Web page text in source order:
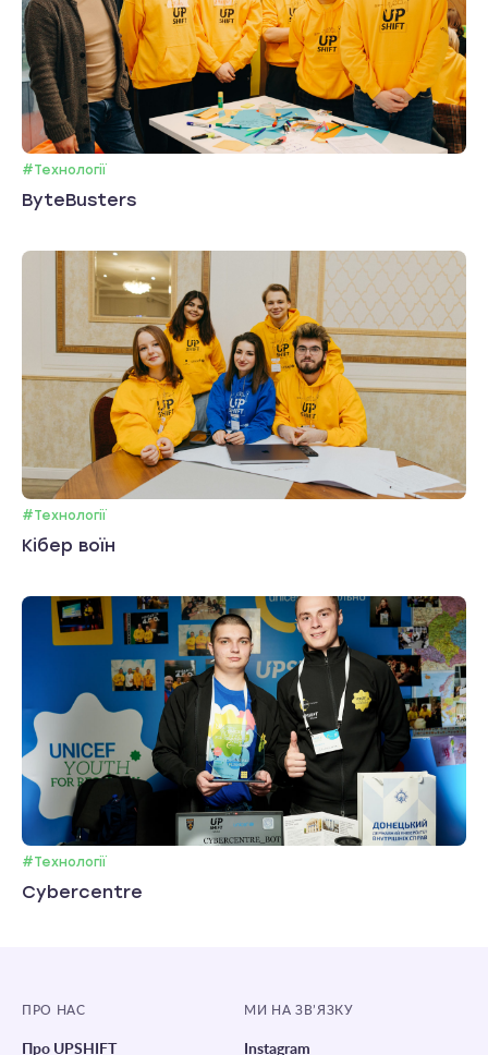
#Технології
ByteBusters
#Технології
Кібер воїн
#Технології
Cybercentre
ПРО НАС
Про UPSHIFT
МИ НА ЗВ’ЯЗКУ
Instagram